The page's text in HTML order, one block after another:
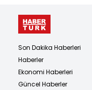
Son Dakika Haberleri
Haberler
Ekonomi Haberleri
Güncel Haberler